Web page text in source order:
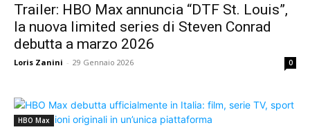
Trailer: HBO Max annuncia “DTF St. Louis”,
la nuova limited series di Steven Conrad
debutta a marzo 2026
Loris Zanini - 29 Gennaio 2026 0
HBO Max